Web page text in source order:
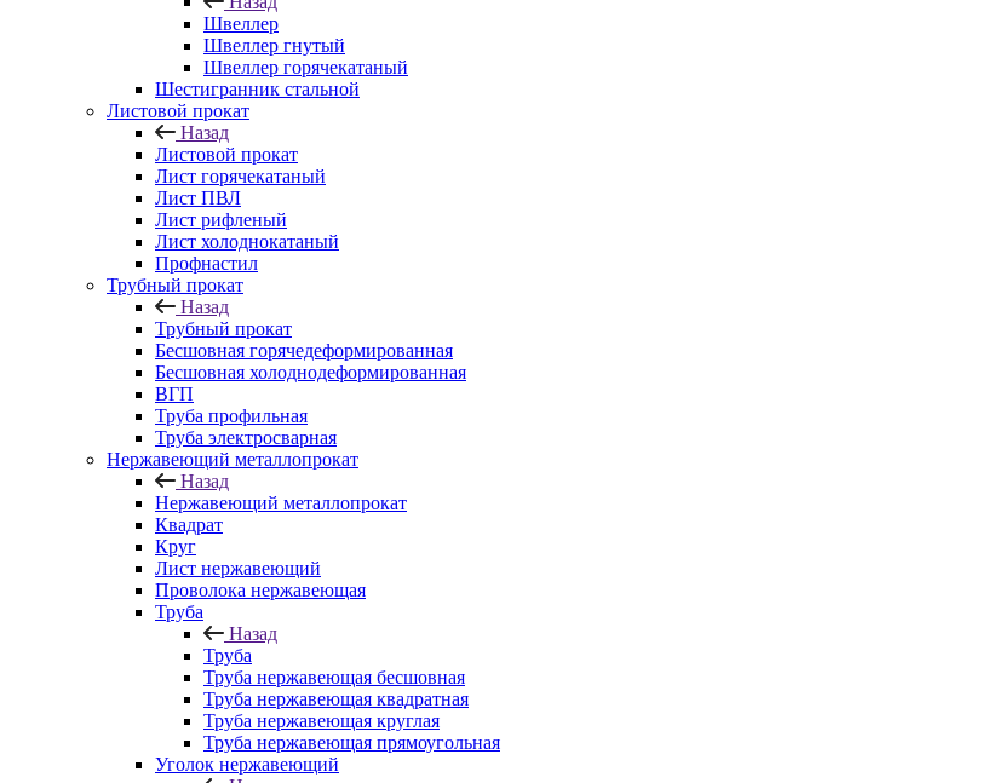
Швеллер
Швеллер гнутый
Швеллер горячекатаный
Шестигранник стальной
Листовой прокат
Назад
Листовой прокат
Лист горячекатаный
Лист ПВЛ
Лист рифленый
Лист холоднокатаный
Профнастил
Трубный прокат
Назад
Трубный прокат
Бесшовная горячедеформированная
Бесшовная холоднодеформированная
ВГП
Труба профильная
Труба электросварная
Нержавеющий металлопрокат
Назад
Нержавеющий металлопрокат
Квадрат
Круг
Лист нержавеющий
Проволока нержавеющая
Труба
Назад
Труба
Труба нержавеющая бесшовная
Труба нержавеющая квадратная
Труба нержавеющая круглая
Труба нержавеющая прямоугольная
Уголок нержавеющий